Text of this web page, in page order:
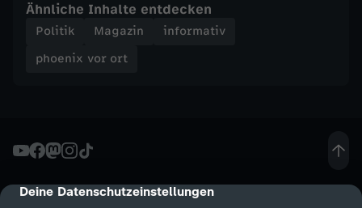
cmp-dialog-description
Deine Datenschutzeinstellungen
C
:
"
Ähnliche Inhalte entdecken
Politik Magazin
informativ
phoenix vor ort